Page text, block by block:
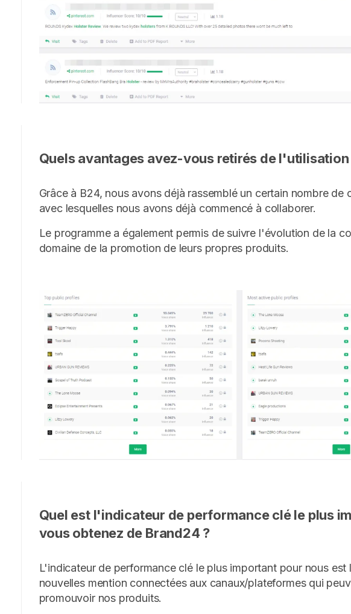
Quels avantages avez-vous retirés de
Grâce à B24, nous avons déjà rassemblé un certain nombre de
avec lesquelles nous avons déjà commencé à collaborer.
Le programme a également permis de suivre l'évolution de la
domaine de la promotion de leurs propres produits.
Quel est l'indicateur de performance clé le plus
vous obtenez de Brand24 ?
L'indicateur de performance clé le plus important pour nous est
nouvelles mention connectées aux canaux/plateformes qui
promouvoir nos produits.